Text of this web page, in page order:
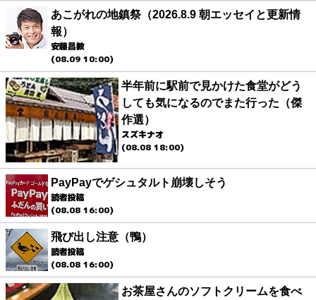
あこがれの地鎮祭（2026.8.9 朝エッセイと更新情
報）
安藤昌教
(08.09 10:00)
半年前に駅前で見かけた食堂がどう
しても気になるのでまた行った（傑
作選）
スズキナオ
(08.08 18:00)
PayPayでゲシュタルト崩壊しそう
読者投稿
(08.08 16:00)
飛び出し注意（鴨）
読者投稿
(08.08 16:00)
お茶屋さんのソフトクリームを食べ